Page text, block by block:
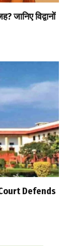
जानिए विद्वानों
Defends